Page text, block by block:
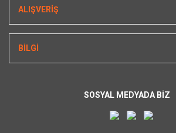
ALIŞVERİŞ
BİLGİ
SOSYAL MEDYADA BİZ